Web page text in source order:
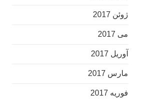
ژوئن 2017
می 2017
آوریل 2017
مارس 2017
فوریه 2017